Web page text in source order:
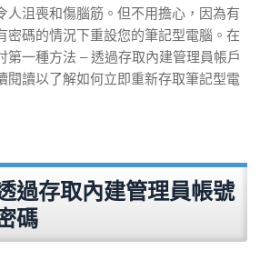
人沮喪和傷腦筋。但不用擔心，因為有
密碼的情況下重設您的筆記型電腦。在
第一種方法 – 透過存取內建管理員帳戶
閱讀以了解如何立即重新存取筆記型電
過存取內建管理員帳號
碼